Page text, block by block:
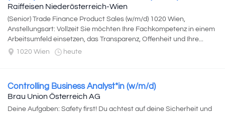
Raiffeisen Niederösterreich-Wien
(Senior) Trade Finance Product Sales (w/m/d) 1020 Wien,
Anstellungsart: Vollzeit Sie möchten Ihre Fachkompetenz in einem
Arbeitsumfeld einsetzen, das Transparenz, Offenheit und Ihre...
1020 Wien
heute
Controlling Business Analyst*in (w/m/d)
Brau Union Österreich AG
Deine Aufgaben: Safety first! Du achtest auf deine Sicherheit und